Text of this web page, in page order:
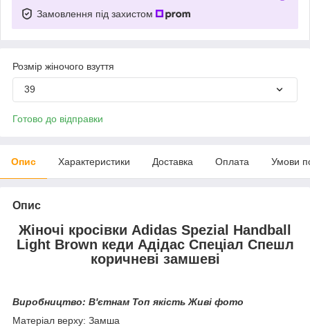
Замовлення під захистом
Розмір жіночого взуття
39
Готово до відправки
Опис Характеристики Доставка Оплата Умови
Опис
Жіночі кросівки Adidas Spezial Handball
Light Brown кеди Адідас Спеціал Спешл
коричневі замшеві
Виробництво: В'єтнам Топ якість Живі фото
Матеріал верху: Замша